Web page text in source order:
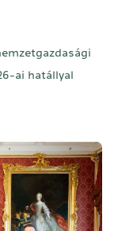
ai hatállyal